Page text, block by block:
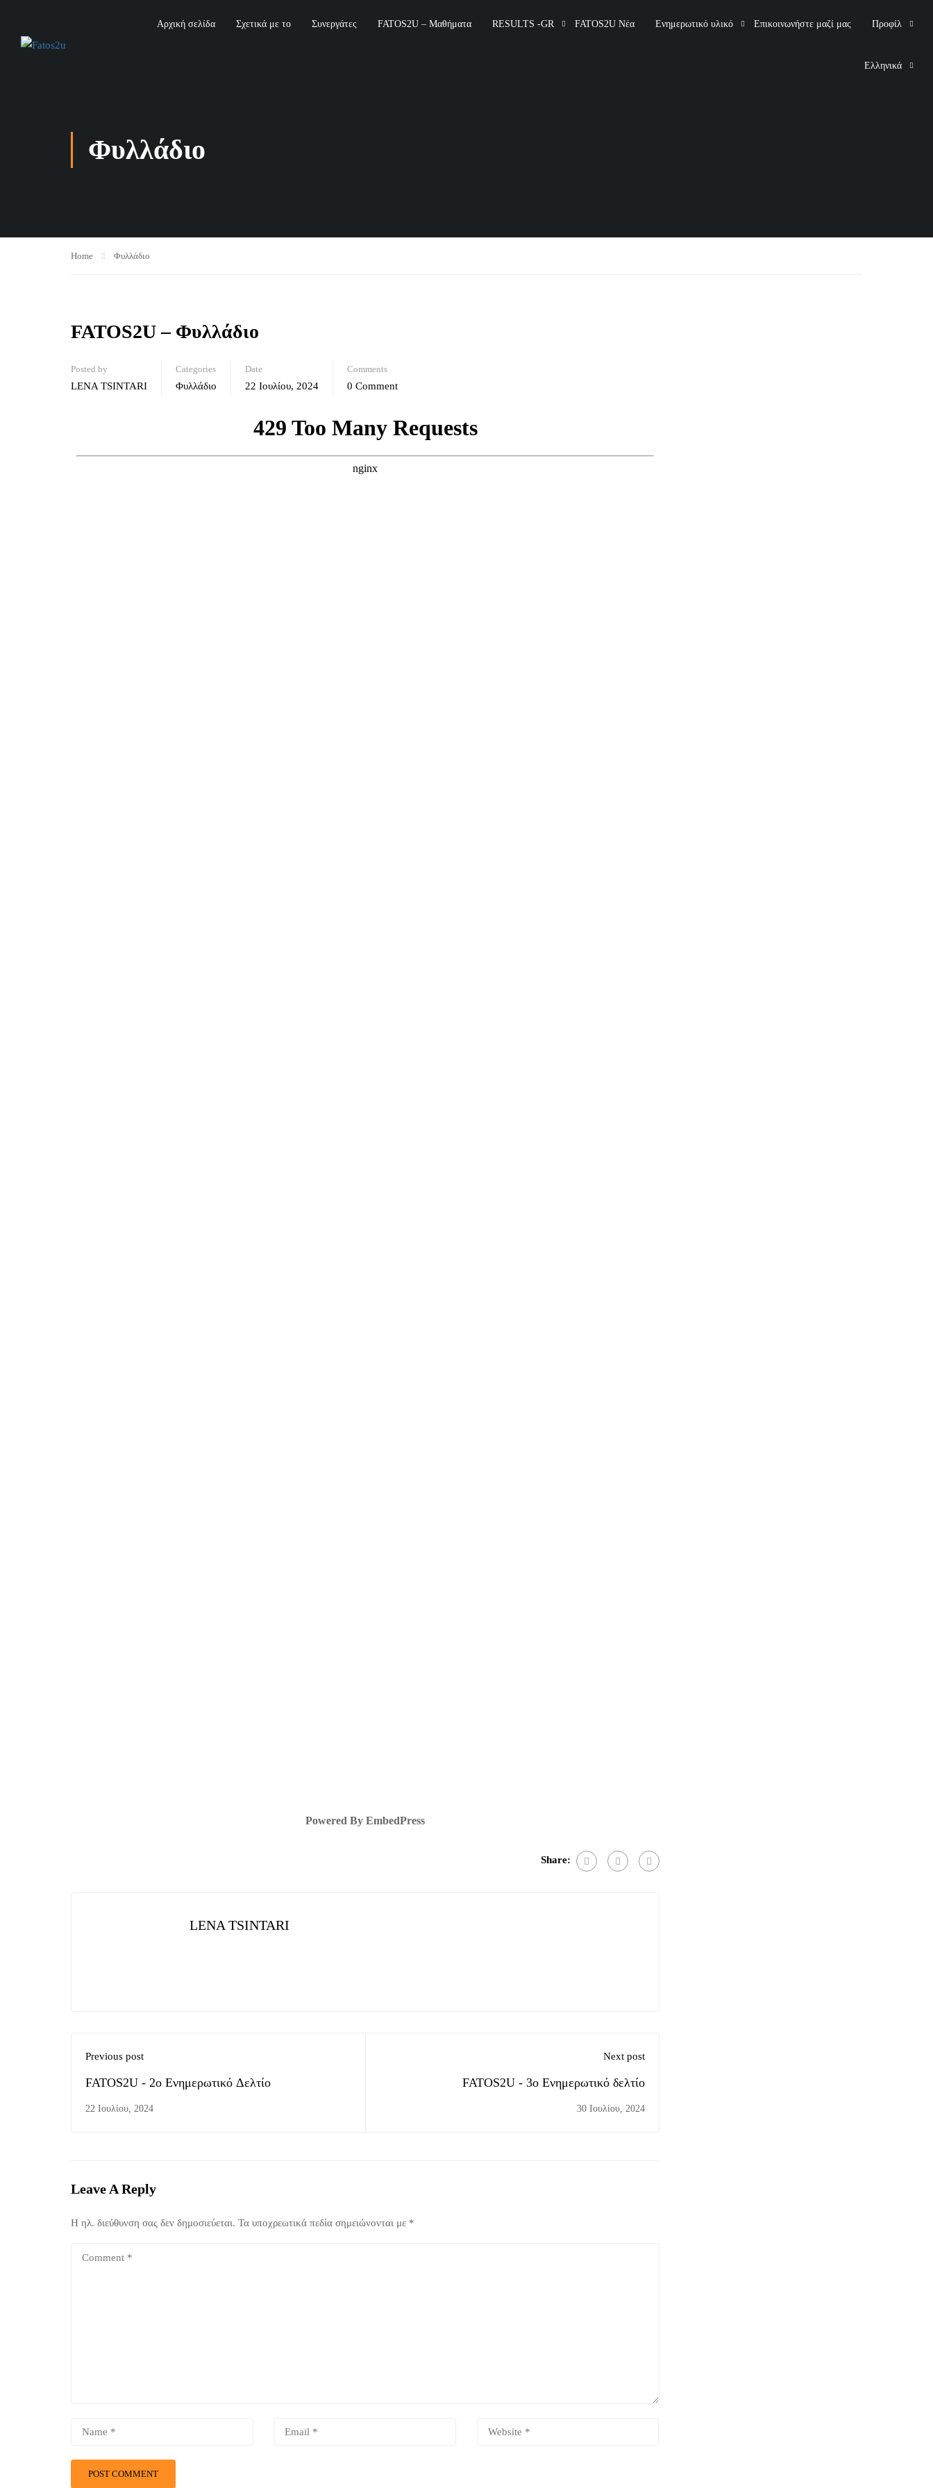
Αρχική σελίδα Σχετικά με το Συνεργάτες FATOS2U – Μαθήματα RESULTS -GR FATOS2U Νέα Ενημερωτικό υλικό Επικοινωνήστε μαζί μας Προφίλ
Ελληνικά
Φυλλάδιο
Home Φυλλάδιο
FATOS2U – Φυλλάδιο
Posted by
LENA TSINTARI
Categories
Φυλλάδιο
Date
22 Ιουλίου, 2024
Comments
0 Comment
Powered By EmbedPress
Share:
LENA TSINTARI
Previous post
FATOS2U - 2o Ενημερωτικό Δελτίο
22 Ιουλίου, 2024
Next post
FATOS2U - 3ο Ενημερωτικό δελτίο
30 Ιουλίου, 2024
Leave A Reply
Η ηλ. διεύθυνση σας δεν δημοσιεύεται. Τα υποχρεωτικά πεδία σημειώνονται με *